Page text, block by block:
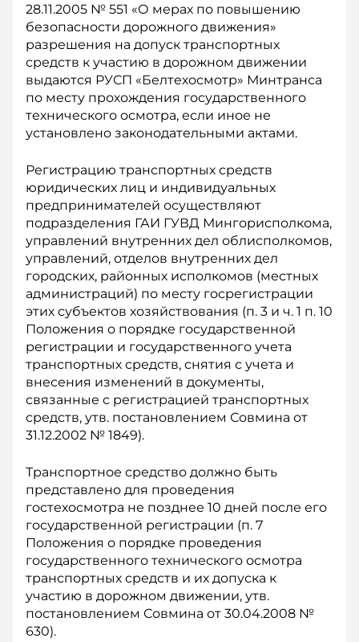
28.11.2005 № 551 «О мерах по повышению
безопасности дорожного движения»
разрешения на допуск транспортных
средств к участию в дорожном движении
выдаются РУСП «Белтехосмотр» Минтранса
по месту прохождения государственного
технического осмотра, если иное не
установлено законодательными актами.
Регистрацию транспортных средств
юридических лиц и индивидуальных
предпринимателей осуществляют
подразделения ГАИ ГУВД Мингорисполкома,
управлений внутренних дел облисполкомов,
управлений, отделов внутренних дел
городских, районных исполкомов (местных
администраций) по месту госрегистрации
этих субъектов хозяйствования (п. 3 и ч. 1 п. 10
Положения о порядке государственной
регистрации и государственного учета
транспортных средств, снятия с учета и
внесения изменений в документы,
связанные с регистрацией транспортных
средств, утв. постановлением Совмина от
31.12.2002 № 1849).
Транспортное средство должно быть
представлено для проведения
гостехосмотра не позднее 10 дней после его
государственной регистрации (п. 7
Положения о порядке проведения
государственного технического осмотра
транспортных средств и их допуска к
участию в дорожном движении, утв.
постановлением Совмина от 30.04.2008 №
630).